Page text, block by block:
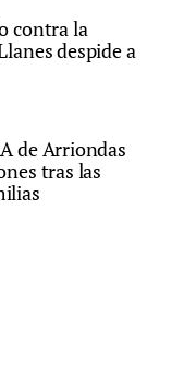
contra la
despide a
de Arriondas
tras las